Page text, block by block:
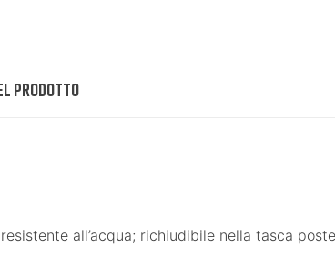
prodotto
all’acqua; richiudibile nella tasca